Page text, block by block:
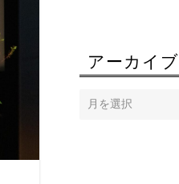
アーカイブ